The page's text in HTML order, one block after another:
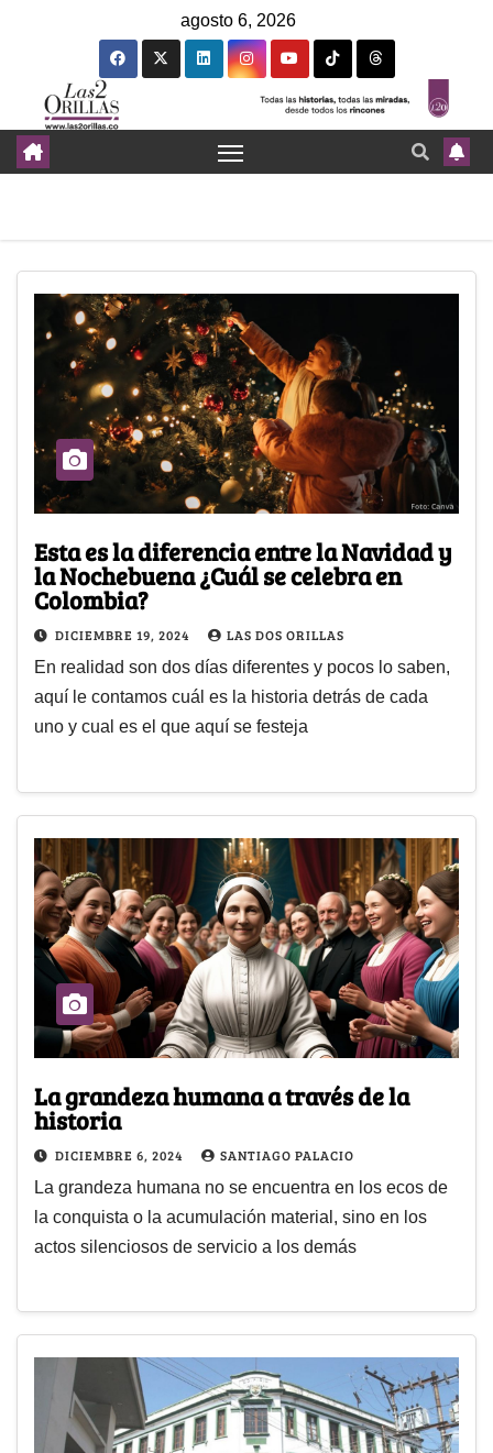
agosto 6, 2026
Esta es la diferencia entre la Navidad y
la Nochebuena ¿Cuál se celebra en
Colombia?
DICIEMBRE 19, 2024 LAS DOS ORILLAS
En realidad son dos días diferentes y pocos lo saben,
aquí le contamos cuál es la historia detrás de cada
uno y cual es el que aquí se festeja
La grandeza humana a través de la
historia
DICIEMBRE 6, 2024 SANTIAGO PALACIO
La grandeza humana no se encuentra en los ecos de
la conquista o la acumulación material, sino en los
actos silenciosos de servicio a los demás